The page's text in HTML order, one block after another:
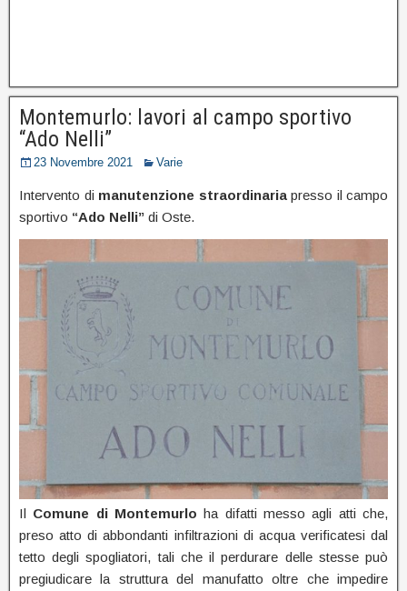
Montemurlo: lavori al campo sportivo
“Ado Nelli”
23 Novembre 2021 Varie
Intervento di manutenzione straordinariapresso il campo
sportivo “Ado Nelli” di Oste.
Il Comune di Montemurloha difatti messo agli atti che,
preso atto di abbondanti infiltrazioni di acqua verificatesi dal
tetto degli spogliatori, tali che il perdurare delle stesse può
pregiudicare la struttura del manufatto oltre che impedire